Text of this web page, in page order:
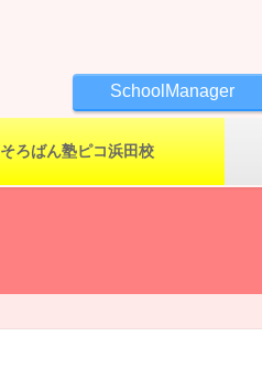
SchoolManager
そろばん塾ピコ浜田校